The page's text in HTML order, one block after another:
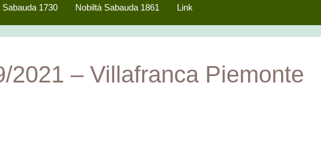
Sabauda 1730 Nobiltà Sabauda 1861 Link
2021 – Villafranca Piemonte